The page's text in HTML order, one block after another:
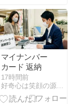
マイナンバー
カード 返納
17時間前
好奇心は笑顔の源！話題のアイテムと時事ネタ日記